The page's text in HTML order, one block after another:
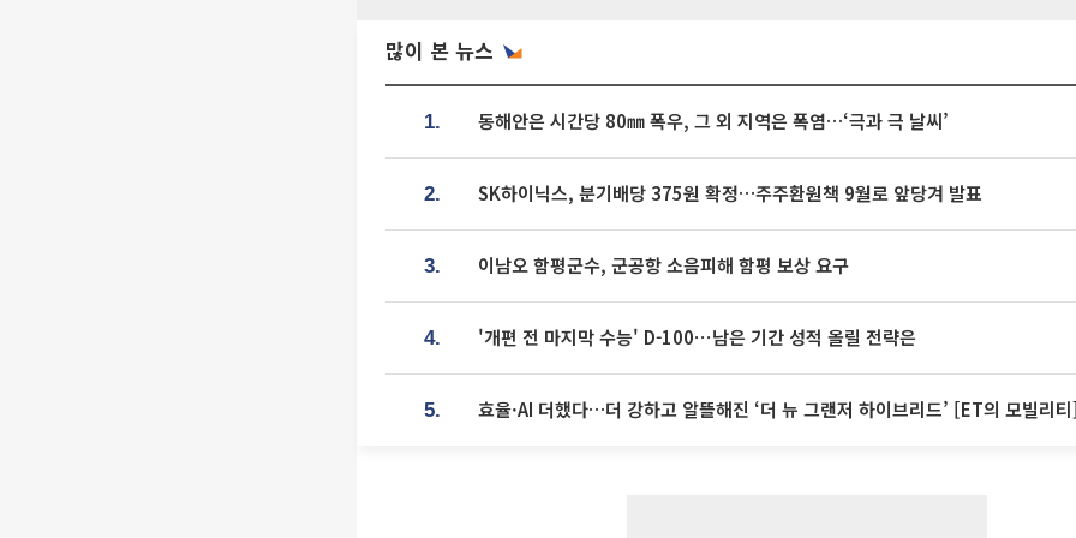
많이 본 뉴스
1. 동해안은 시간당 80㎜ 폭우, 그 외 지역은 폭염…‘극과 극 날씨’
2. SK하이닉스, 분기배당 375원 확정…주주환원책 9월로 앞당겨 발표
3. 이남오 함평군수, 군공항 소음피해 함평 보상 요구
4. '개편 전 마지막 수능' D-100⋯남은 기간 성적 올릴 전략은
5. 효율·AI 더했다…더 강하고 알뜰해진 ‘더 뉴 그랜저 하이브리드’ [ET의 모빌리